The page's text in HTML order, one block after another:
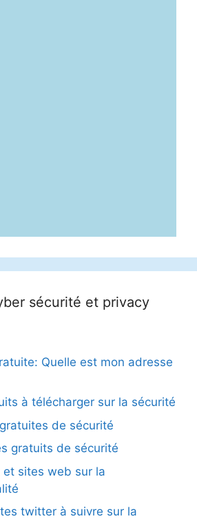
sécurité et privacy
Quelle est mon adresse
à télécharger sur la sécurité
de sécurité
gratuits de sécurité
et sites web sur la
twitter à suivre sur la